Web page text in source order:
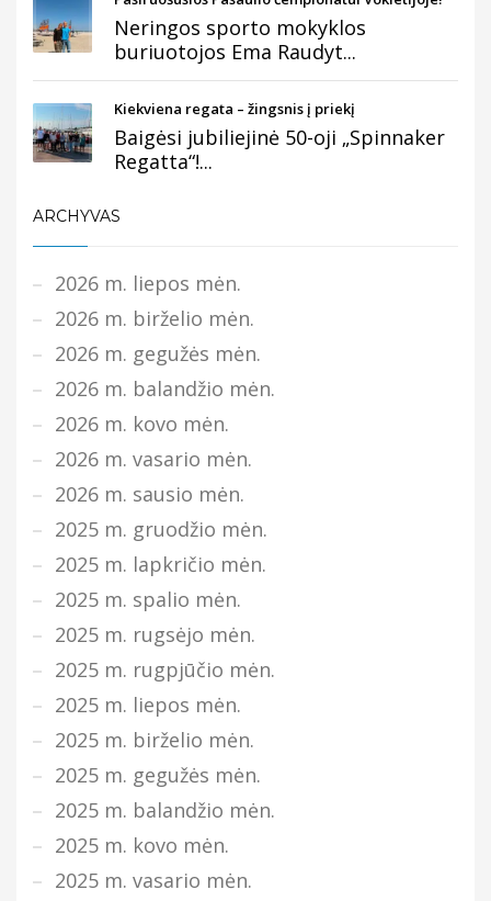
Neringos sporto mokyklos
buriuotojos Ema Raudyt...
Kiekviena regata – žingsnis į priekį
Baigėsi jubiliejinė 50-oji „Spinnaker
Regatta“!...
ARCHYVAS
2026 m. liepos mėn.
2026 m. birželio mėn.
2026 m. gegužės mėn.
2026 m. balandžio mėn.
2026 m. kovo mėn.
2026 m. vasario mėn.
2026 m. sausio mėn.
2025 m. gruodžio mėn.
2025 m. lapkričio mėn.
2025 m. spalio mėn.
2025 m. rugsėjo mėn.
2025 m. rugpjūčio mėn.
2025 m. liepos mėn.
2025 m. birželio mėn.
2025 m. gegužės mėn.
2025 m. balandžio mėn.
2025 m. kovo mėn.
2025 m. vasario mėn.